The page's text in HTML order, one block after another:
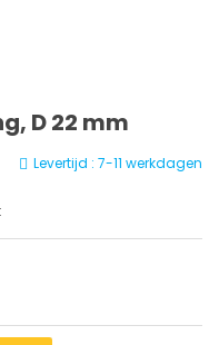
D 22 mm
Levertijd : 7-11 werkdagen